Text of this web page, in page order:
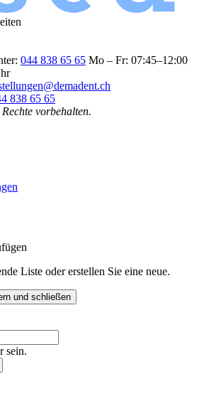
044 838 65 65 Mo – Fr: 07:45–12:00
838 65 65
vorbehalten.
Liste oder erstellen Sie eine neue.
und schließen
sein.